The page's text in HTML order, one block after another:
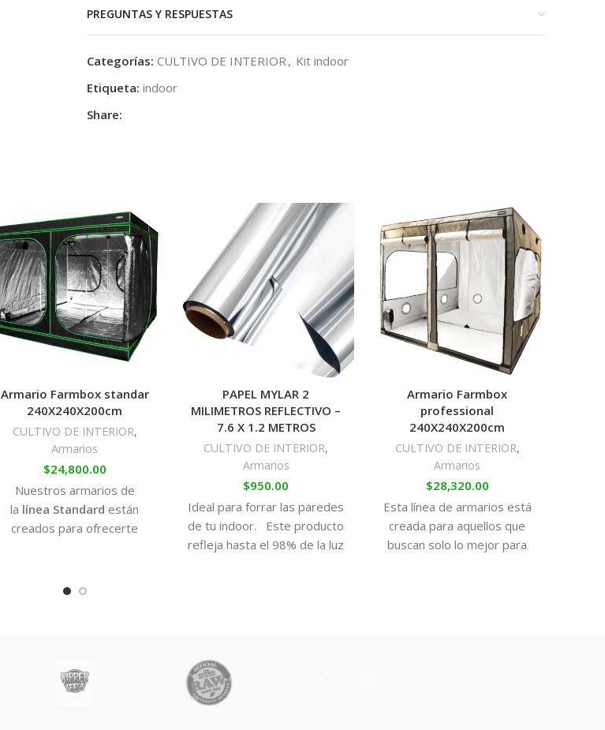
PREGUNTAS Y RESPUESTAS
Categorías: CULTIVO DE INTERIOR, Kit indoor
Etiqueta: indoor
Share:
Armario Farmbox standar
240X240X200cm
CULTIVO DE INTERIOR,
Armarios
$24,800.00
Nuestros armarios de
la línea Standard están
creados para ofrecerte
Cuentan con distintas
su uso al momento de
PAPEL MYLAR 2
MILIMETROS REFLECTIVO –
7.6 X 1.2 METROS
CULTIVO DE INTERIOR,
Armarios
$950.00
Ideal para forrar las paredes
de tu indoor. Este producto
refleja hasta el 98% de la luz
Armario Farmbox
professional
240X240X200cm
CULTIVO DE INTERIOR,
Armarios
$28,320.00
Esta línea de armarios está
creada para aquellos que
buscan solo lo mejor para